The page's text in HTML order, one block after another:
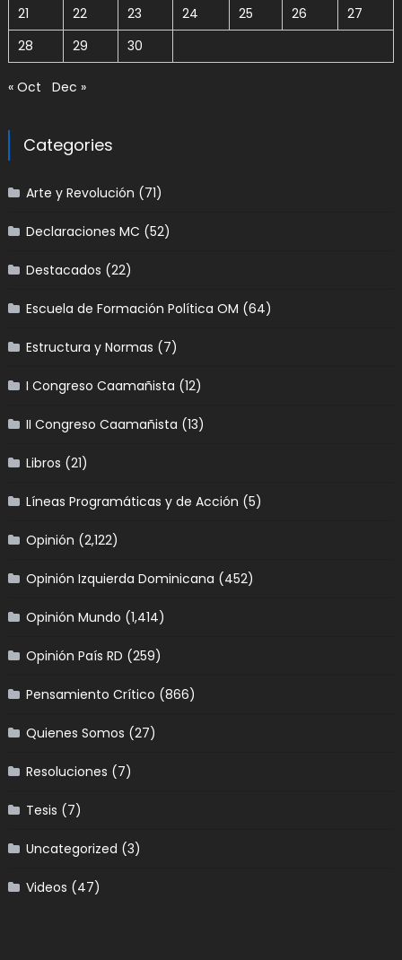
21
22 23 24 25 26
27
28
29 30
« Oct Dec »
Categories
Arte y Revolución (71)
Declaraciones MC (52)
Destacados (22)
Escuela de Formación Política OM (64)
Estructura y Normas (7)
I Congreso Caamañista (12)
II Congreso Caamañista (13)
Libros (21)
Líneas Programáticas y de Acción (5)
Opinión (2,122)
Opinión Izquierda Dominicana (452)
Opinión Mundo (1,414)
Opinión País RD (259)
Pensamiento Crítico (866)
Quienes Somos (27)
Resoluciones (7)
Tesis (7)
Uncategorized (3)
Videos (47)